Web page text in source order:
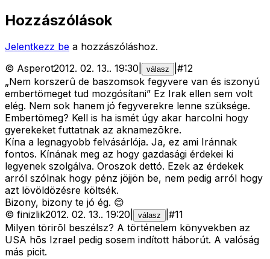
Hozzászólások
Jelentkezz be a hozzászóláshoz.
© Asperot2012. 02. 13.. 19:30 válasz #12
„Nem korszerû de baszomsok fegyvere van és iszonyú
embertömeget tud mozgósítani” Ez Irak ellen sem volt
elég. Nem sok hanem jó fegyverekre lenne szüksége.
Embertömeg? Kell is ha ismét úgy akar harcolni hogy
gyerekeket futtatnak az aknamezõkre.
Kína a legnagyobb felvásárlója. Ja, ez ami Iránnak
fontos. Kínának meg az hogy gazdasági érdekei ki
legyenek szolgálva. Oroszok dettó. Ezek az érdekek
arról szólnak hogy pénz jöjjön be, nem pedig arról hogy
azt lövöldözésre költsék.
Bizony, bizony te jó ég. 😊
© finizlik2012. 02. 13.. 19:20 válasz #11
Milyen törirõl beszélsz? A történelem könyvekben az
USA hõs Izrael pedig sosem indított háborút. A valóság
más picit.